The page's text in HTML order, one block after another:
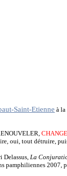
Saint-Etienne à la
oui, tout détruire,
La
pamphiliennes